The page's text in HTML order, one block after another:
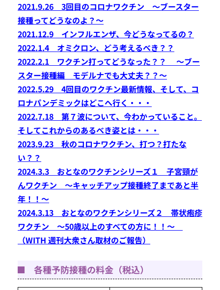
2021.9.26 3回目のコロナワクチン ～ブースター
接種ってどうなのよ？～
2021.12.9 インフルエンザ、今どうなってるの？
2022.1.4 オミクロン、どう考えるべき？？
2022.2.1 ワクチン打ってどうなった？？ ～ブー
スター接種編 モデルナでも大丈夫？？～
2022.5.29 4回目のワクチン最新情報、そして、コ
ロナパンデミックはどこへ行く・・・
2022.7.18 第７波について、今わかっていること。
そしてこれからのあるべき姿とは・・・
2023.9.23 秋のコロナワクチン、打つ？打たな
い？？
2024.3.3 おとなのワクチンシリーズ１ 子宮頸が
んワクチン ～キャッチアップ接種終了まであと半
年！！～
2024.3.13 おとなのワクチンシリーズ２ 帯状疱疹
ワクチン ～50歳以上のすべての方に！！～
（WITH 週刊大衆さん取材のご報告）
各種予防接種の料金（税込）